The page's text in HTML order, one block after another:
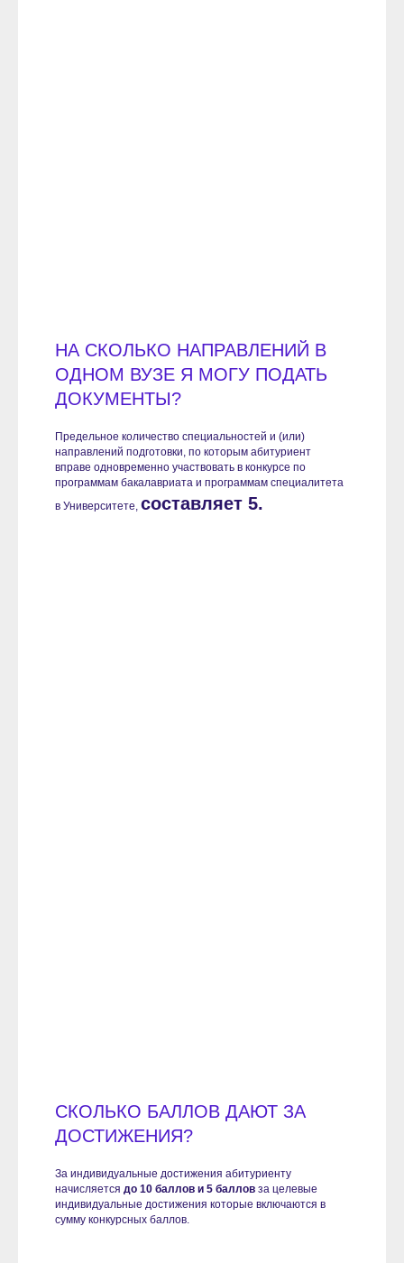
НА СКОЛЬКО НАПРАВЛЕНИЙ В
ОДНОМ ВУЗЕ Я МОГУ ПОДАТЬ
ДОКУМЕНТЫ?
Предельное количество специальностей и (или)
направлений подготовки, по которым абитуриент
вправе одновременно участвовать в конкурсе по
программам бакалавриата и программам специалитета
в Университете, составляет 5.
СКОЛЬКО БАЛЛОВ ДАЮТ ЗА
ДОСТИЖЕНИЯ?
За индивидуальные достижения абитуриенту
начисляется до 10 баллов и 5 баллов за целевые
индивидуальные достижения которые включаются в
сумму конкурсных баллов.